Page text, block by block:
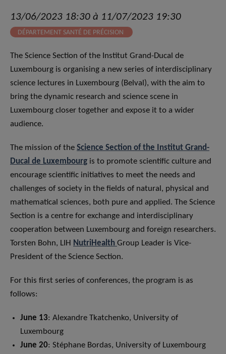
13/06/2023 18:30 à 11/07/2023 19:30
DÉPARTEMENT SANTÉ DE PRÉCISION
The Science Section of the Institut Grand-Ducal de
Luxembourg is organising a new series of interdisciplinary
science lectures in Luxembourg (Belval), with the aim to
bring the dynamic research and science scene in
Luxembourg closer together and expose it to a wider
audience.
The mission of the Science Section of the Institut Grand-
Ducal de Luxembourg is to promote scientific culture and
encourage scientific initiatives to meet the needs and
challenges of society in the fields of natural, physical and
mathematical sciences, both pure and applied. The Science
Section is a centre for exchange and interdisciplinary
cooperation between Luxembourg and foreign researchers.
Torsten Bohn, LIH NutriHealth Group Leader is Vice-
President of the Science Section.
For this first series of conferences, the program is as
follows:
June 13: Alexandre Tkatchenko, University of
Luxembourg
June 20: Stéphane Bordas, University of Luxembourg